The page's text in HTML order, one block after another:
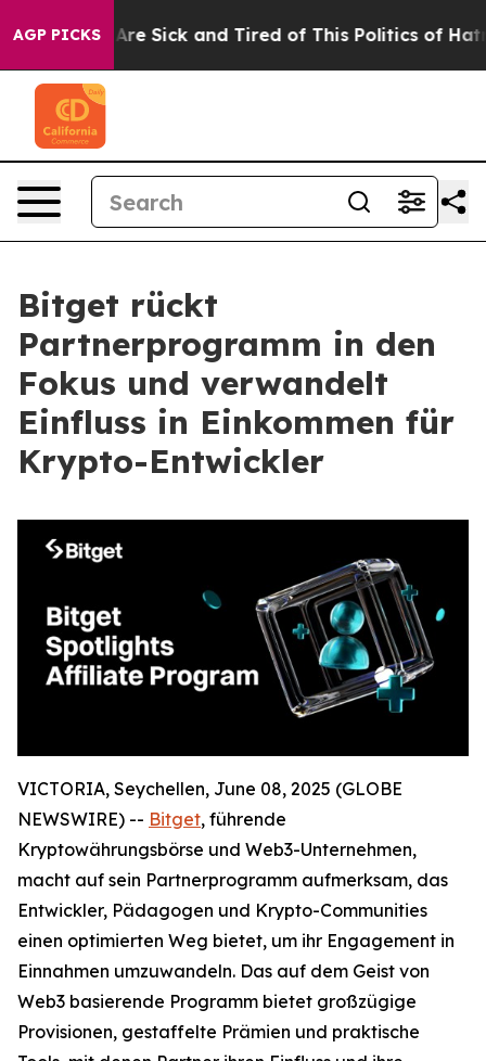
AGP PICKSAre Sick and Tired of This Politics of Hatred”
Bitget rückt
Partnerprogramm in den
Fokus und verwandelt
Einfluss in Einkommen für
Krypto-Entwickler
VICTORIA, Seychellen, June 08, 2025 (GLOBE
NEWSWIRE) -- Bitget, führende
Kryptowährungsbörse und Web3-Unternehmen,
macht auf sein Partnerprogramm aufmerksam, das
Entwickler, Pädagogen und Krypto-Communities
einen optimierten Weg bietet, um ihr Engagement in
Einnahmen umzuwandeln. Das auf dem Geist von
Web3 basierende Programm bietet großzügige
Provisionen, gestaffelte Prämien und praktische